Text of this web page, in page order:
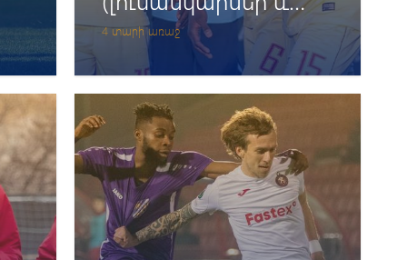
4 տարի առաջ
տեսանյութ)